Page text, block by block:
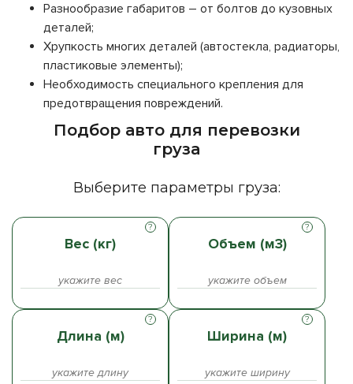
Разнообразие габаритов – от болтов до кузовных
деталей;
Хрупкость многих деталей (автостекла, радиаторы,
пластиковые элементы);
Необходимость специального крепления для
предотвращения повреждений.
Подбор авто для перевозки
груза
Выберите параметры груза:
Вес (кг) Объем (м3)
Длина (м) Ширина (м)